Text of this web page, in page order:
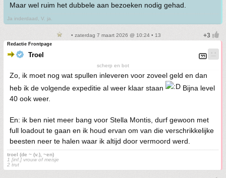
Maar wel ruim het dubbele aan bezoeken nodig gehad.
Ja inderdaad, V. ja.
• zaterdag 7 maart 2026 @ 10:24 • 13
Redactie Frontpage
Troel
scherp en bot
Zo, ik moet nog wat spullen inleveren voor zoveel geld en dan
heb ik de volgende expeditie al weer klaar staan
Bijna level
40 ook weer.
En: ik ben niet meer bang voor Stella Montis, durf gewoon met
full loadout te gaan en ik houd ervan om van die verschrikkelijke
beesten neer te halen waar ik altijd door vermoord werd.
troel (de ~ (v.), ~en)
1 [inf.] vrouw of meisje
2 trut